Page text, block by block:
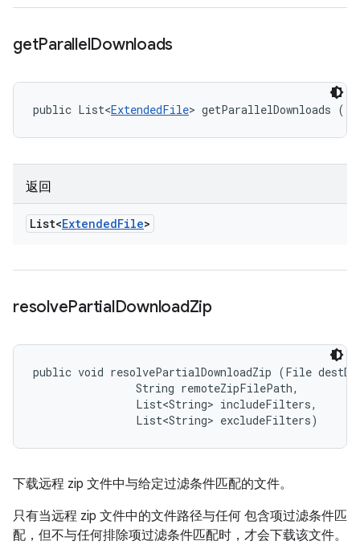
getParallelDownloads
public List<ExtendedFile> getParallelDownloads ()
返回
List<ExtendedFile>
resolvePartialDownloadZip
public void resolvePartialDownloadZip (File
                String remoteZipFilePath,
                List<String> includeFilters,
                List<String> excludeFilters)
下载远程 zip 文件中与给定过滤条件匹配的文件。
只有当远程 zip 文件中的文件路径与任何 包含项过滤条件匹
配，但不与任何排除项过滤条件匹配时，才会下载该文件。